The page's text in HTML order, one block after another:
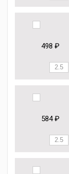
498 ₽
584 ₽